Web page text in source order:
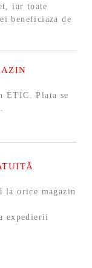
iar toate
beneficiaza de
ETIC. Plata se
la orice magazin
expedierii